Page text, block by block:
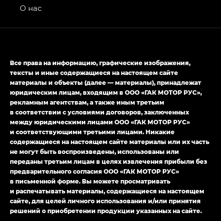
привод — GB AWD, Джи Эль Полный привод —
LOUNGE
Empow — Эмпау (Empow) в комплектации
Джи Эс — GS, Джи Эль с элементы экстерьера
в спортивном стиле — GL(S-Style)
О нас
Все права на информацию, графические изображения,
тексты и иные содержащиеся на настоящем сайте
материалы и объекты (далее — материалы), принадлежат
юридическим лицам, входящим в ООО «ГАК МОТОР РУС»,
рекламным агентствам, а также иным третьим
в соответствии с условиями договоров, заключенных
между юридическими лицами ООО «ГАК МОТОР РУС»
и соответствующими третьими лицами. Никакие
содержащиеся на настоящем сайте материалы или их часть
не могут быть воспроизведены, использованы или
переданы третьим лицам в целях извлечения прибыли без
предварительного согласия ООО «ГАК МОТОР РУС»
в письменной форме. Вы можете просматривать
и распечатывать материалы, содержащиеся на настоящем
сайте, для целей личного использования и/или принятия
решений о приобретении продукции указанных на сайте.